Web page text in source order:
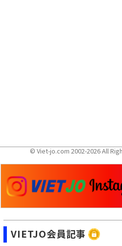
© Viet-jo.com 2002-2026 All
VIETJO会員記事